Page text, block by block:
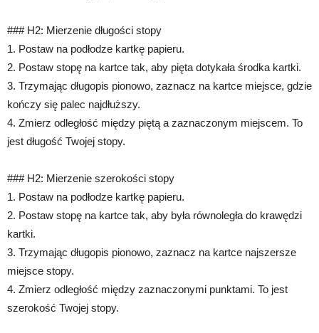
### H2: Mierzenie długości stopy
1. Postaw na podłodze kartkę papieru.
2. Postaw stopę na kartce tak, aby pięta dotykała środka kartki.
3. Trzymając długopis pionowo, zaznacz na kartce miejsce, gdzie
kończy się palec najdłuższy.
4. Zmierz odległość między piętą a zaznaczonym miejscem. To
jest długość Twojej stopy.
### H2: Mierzenie szerokości stopy
1. Postaw na podłodze kartkę papieru.
2. Postaw stopę na kartce tak, aby była równoległa do krawędzi
kartki.
3. Trzymając długopis pionowo, zaznacz na kartce najszersze
miejsce stopy.
4. Zmierz odległość między zaznaczonymi punktami. To jest
szerokość Twojej stopy.